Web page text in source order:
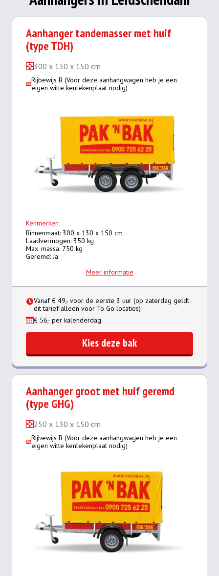
Aanhanger tandemasser met huif
(type TDH)
300 x 130 x 150 cm
Rijbewijs B (Voor deze aanhangwagen heb je een
eigen witte kentekenplaat nodig)
Kenmerken
Binnenmaat: 300 x 130 x 150 cm
Laadvermogen: 350 kg
Max. massa: 750 kg
Geremd: Ja
Meer informatie
Vanaf € 49,- voor de eerste 3 uur (op zaterdag geldt
dit tarief alleen voor To Go locaties)
€ 56,- per kalenderdag
Kies deze bak
Aanhanger groot met huif geremd
(type GHG)
250 x 130 x 150 cm
Rijbewijs B (Voor deze aanhangwagen heb je een
eigen witte kentekenplaat nodig)